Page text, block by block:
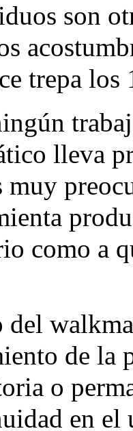
son
trepa los
lleva
muy
como a
del
de la
o
en el